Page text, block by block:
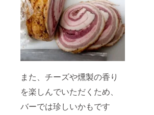
また、チーズや燻製の香り
を楽しんでいただくため、
バーでは珍しいかもです